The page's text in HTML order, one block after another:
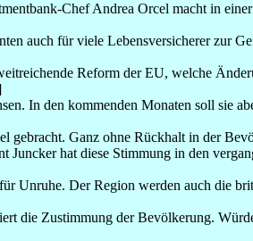
Chef Andrea Orcel macht in
auch für viele Lebensversicherer zur
Reform der EU, welche
In den kommenden Monaten soll sie
Ganz ohne Rückhalt in der
hat diese Stimmung in den
Unruhe. Der Region werden auch die
die Zustimmung der Bevölkerung.